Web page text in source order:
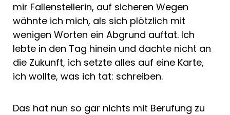
mir Fallenstellerin, auf sicheren Wegen
wähnte ich mich, als sich plötzlich mit
wenigen Worten ein Abgrund auftat. Ich
lebte in den Tag hinein und dachte nicht an
die Zukunft, ich setzte alles auf eine Karte,
ich wollte, was ich tat: schreiben.
Das hat nun so gar nichts mit Berufung zu